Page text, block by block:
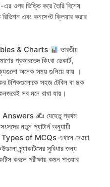
এর ওপর ভিত্তি করে তৈরি বিশেষ
এবং কনসেপ্ট ক্লিয়ার করার
& Charts
ভারতীয়
প্রকারভেদ কিংবা ডেকার্ট,
অনেক সময় গুলিয়ে যায় ।
টপিকগুলোকে সহজ টেবিল বা ছক
সব মনে রাখা যায়।
Answers ✍️ যেহেতু প্রথম
নতুন প্যাটার্ন অনুযায়ী
of MCQs এখানে দেওয়া
প্র্যাকটিসের সুবিধার জন্য
করলে পরীক্ষায় কমন পাওয়ার